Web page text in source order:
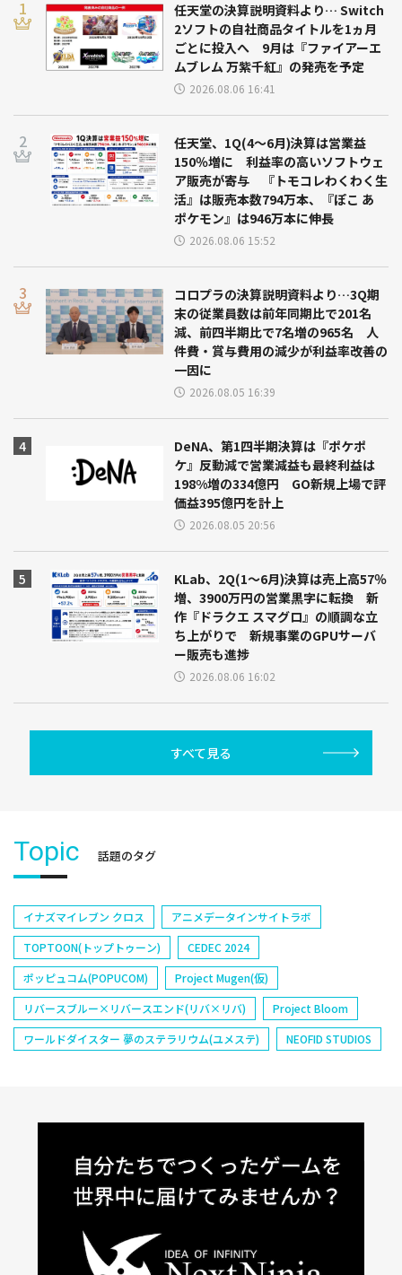
任天堂の決算説明資料より… Switch
2ソフトの自社商品タイトルを1ヵ月
ごとに投入へ 9月は『ファイアーエ
ムブレム 万紫千紅』の発売を予定
2026.08.06 16:41
任天堂、1Q(4～6月)決算は営業益
150％増に 利益率の高いソフトウェ
ア販売が寄与 『トモコレわくわく生
活』は販売本数794万本、『ぽこ あ
ポケモン』は946万本に伸長
2026.08.06 15:52
コロプラの決算説明資料より…3Q期
末の従業員数は前年同期比で201名
減、前四半期比で7名増の965名 人
件費・賞与費用の減少が利益率改善の
一因に
2026.08.05 16:39
DeNA、第1四半期決算は『ポケポ
ケ』反動減で営業減益も最終利益は
198%増の334億円 GO新規上場で評
価益395億円を計上
2026.08.05 20:56
KLab、2Q(1～6月)決算は売上高57％
増、3900万円の営業黒字に転換 新
作『ドラクエ スマグロ』の順調な立
ち上がりで 新規事業のGPUサーバ
ー販売も進捗
2026.08.06 16:02
すべて見る
Topic 話題のタグ
イナズマイレブン クロス
アニメデータインサイトラボ
TOPTOON(トップトゥーン)
CEDEC 2024
ポッピュコム(POPUCOM)
Project Mugen(仮)
リバースブルー×リバースエンド(リバ×リバ)
Project Bloom
ワールドダイスター 夢のステラリウム(ユメステ)
NEOFID STUDIOS